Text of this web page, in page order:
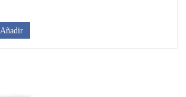
Añadir